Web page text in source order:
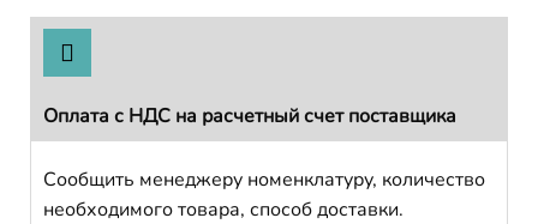
Оплата с НДС на расчетный счет поставщика
Сообщить менеджеру номенклатуру, количество
необходимого товара, способ доставки.